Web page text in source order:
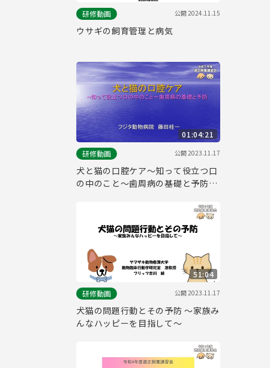
研修動画
公開2024.11.15
ウサギの飼育管理と病気
01:04:21
研修動画
公開2023.11.17
犬と猫の口腔ケア～知って役立つ口
の中のこと～歯周病の基礎と予防
51:04
研修動画
公開2023.11.17
犬猫の問題行動とその予防 ～家族み
んなハッピーを目指して～